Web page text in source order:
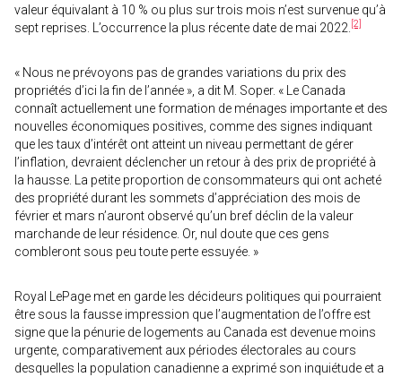
valeur équivalant à 10 % ou plus sur trois mois n’est survenue qu’à
sept reprises. L’occurrence la plus récente date de mai 2022. [2]
« Nous ne prévoyons pas de grandes variations du prix des
propriétés d’ici la fin de l’année », a dit M. Soper. « Le Canada
connaît actuellement une formation de ménages importante et des
nouvelles économiques positives, comme des signes indiquant
que les taux d’intérêt ont atteint un niveau permettant de gérer
l’inflation, devraient déclencher un retour à des prix de propriété à
la hausse. La petite proportion de consommateurs qui ont acheté
des propriété durant les sommets d’appréciation des mois de
février et mars n’auront observé qu’un bref déclin de la valeur
marchande de leur résidence. Or, nul doute que ces gens
combleront sous peu toute perte essuyée. »
Royal LePage met en garde les décideurs politiques qui pourraient
être sous la fausse impression que l’augmentation de l’offre est
signe que la pénurie de logements au Canada est devenue moins
urgente, comparativement aux périodes électorales au cours
desquelles la population canadienne a exprimé son inquiétude et a